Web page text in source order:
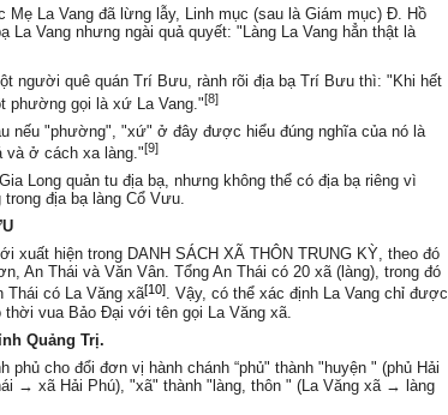
La Vang đã lừng lẫy, Linh mục (sau là Giám mục) Đ. Hồ
Vang nhưng ngài quả quyết: "Làng La Vang hẳn thật là
người quê quán Trí Bưu, rành rõi địa bạ Trí Bưu thì: "Khi hết
phường gọi là xứ La Vang."[8]
nếu "phường", "xứ" ở đây được hiểu đúng nghĩa của nó là
và ở cách xa làng."[9]
Long quản tu địa bạ, nhưng không thể có địa bạ riêng vì
địa bạ làng Cổ Vưu.
xuất hiện trong DANH SÁCH XÃ THÔN TRUNG KỲ, theo đó
An Thái và Văn Vân. Tổng An Thái có 20 xã (làng), trong đó
có La Văng xã[10]. Vậy, có thể xác định La Vang chỉ được
vua Bảo Đại với tên gọi La Văng xã.
Quảng Trị.
cho đổi đơn vị hành chánh “phủ" thành "huyện " (phủ Hải
→ xã Hải Phú), "xã" thành "làng, thôn " (La Văng xã → làng